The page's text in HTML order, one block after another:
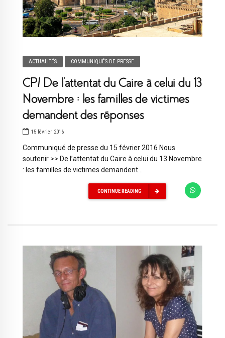
ACTUALITÉS COMMUNIQUÉS DE PRESSE
CP/ De l’attentat du Caire à celui du 13
Novembre : les familles de victimes
demandent des réponses
15 février 2016
Communiqué de presse du 15 février 2016 Nous
soutenir >> De l’attentat du Caire à celui du 13 Novembre
: les familles de victimes demandent...
CONTINUE READING